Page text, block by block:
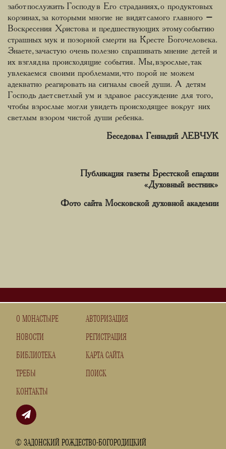
забот послужить Господу в Его страданиях, о продуктовых
корзинах, за которыми многие не видят самого главного –
Воскресения Христова и предшествующих этому событию
страшных мук и позорной смерти на Кресте Богочеловека.
Знаете, зачастую очень полезно спрашивать мнение детей и
их взгляд на происходящие события. Мы, взрослые, так
увлекаемся своими проблемами, что порой не можем
адекватно реагировать на сигналы своей души. А детям
Господь дает светлый ум и здравое рассуждение для того,
чтобы взрослые могли увидеть происходящее вокруг них
светлым взором чистой души ребенка.
Беседовал Геннадий ЛЕВЧУК
Публикация газеты Брестской епархии
«Духовный вестник»
Фото сайта Московской духовной академии
О МОНАСТЫРЕ
НОВОСТИ
БИБЛИОТЕКА
ТРЕБЫ
КОНТАКТЫ
© ЗАДОНСКИЙ РОЖДЕСТВО-БОГОРОДИЦКИЙ
АВТОРИЗАЦИЯ
РЕГИСТРАЦИЯ
КАРТА САЙТА
ПОИСК